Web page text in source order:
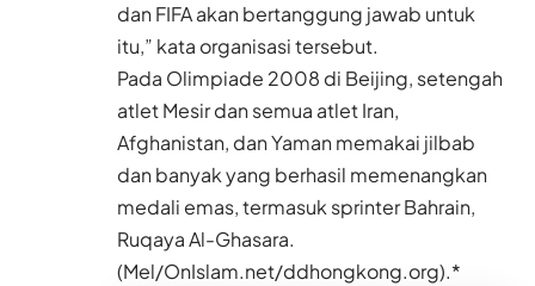
dan FIFA akan bertanggung jawab untuk
itu,” kata organisasi tersebut.
Pada Olimpiade 2008 di Beijing, setengah
atlet Mesir dan semua atlet Iran,
Afghanistan, dan Yaman memakai jilbab
dan banyak yang berhasil memenangkan
medali emas, termasuk sprinter Bahrain,
Ruqaya Al-Ghasara.
(Mel/OnIslam.net/ddhongkong.org).*